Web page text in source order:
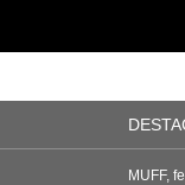
MUFF,